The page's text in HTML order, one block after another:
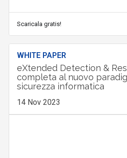
Scaricala gratis!
WHITE PAPER
eXtended Detection &
completa al nuovo
sicurezza informatica
14 Nov 2023